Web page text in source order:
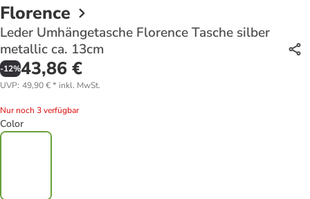
Florence
Leder Umhängetasche Florence Tasche silber
metallic ca. 13cm
-12%43,86 €
UVP: 49,90 €* inkl. MwSt.
Nur noch 3 verfügbar
Color